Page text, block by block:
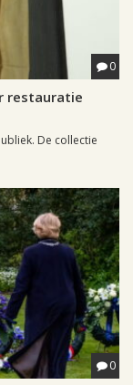
0
restauratie
De collectie
0